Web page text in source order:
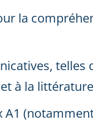
la
telles
à la